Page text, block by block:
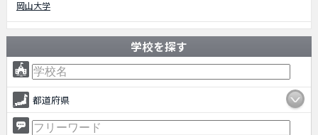
岡山大学
学校を探す
都道府県